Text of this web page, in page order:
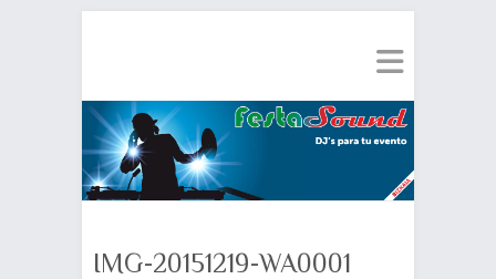
IMG-20151219-WA0001